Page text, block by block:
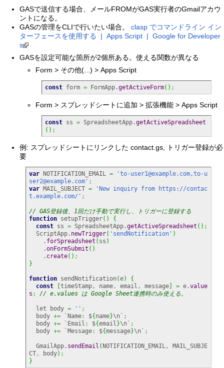
GASで送信する場合、メールFROMがGAS実行者のGmailアカウ
ントになる。
GASの管理をCLIで行いたい場合。clasp でコマンドライン イン
ターフェースを使用する | Apps Script | Google for Developer
s
GASを設定可能な箇所が2個所ある。使える関数が異なる
Form > その他(...) > Apps Script
const form = FormApp.getActiveForm( ) ;
Form > スプレッドシートに追加 > 拡張機能 > Apps Script
const ss = SpreadsheetApp.getActiveSpreadsheet
( ) ;
例: スプレッドシートにリンクした contact.gs, トリガー登録が必
要
var NOTIFICATION_EMAIL =
'to-user1@example.com,to-u
ser2@example.com' ;
var MAIL_SUBJECT =
'New inquiry from https://contac
t.example.com/' ;
// GAS登録後、1回だけ手動で実行し、トリガーに登録する
function setupTrigger( )
{
const ss = SpreadsheetApp.getActiveSpreadsheet ( ) ;
  ScriptApp.
newTrigger( 'sendNotification' )
    .
forSpreadsheet ( ss )
    .
onFormSubmit ( )
    .
create( ) ;
}
function sendNotification(e)
{
const
[timeStamp, name, email , message] = e.value
s ; // e.values は Google Sheet連携時のみ使える。
  let body
= '' ;
  body
+= `Name: ${name}\n` ;
  body
+= `Email : ${email }\n` ;
  body
+= `Message: ${message}\n` ;
  GmailApp.
sendEmail (NOTIFICATION_EMAIL ,
MAIL_SUBJE
CT, body) ;
}